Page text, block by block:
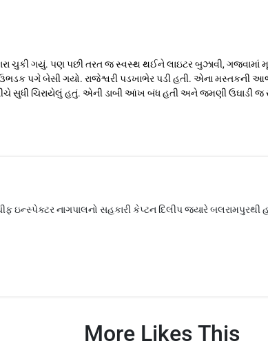
ચુકી ગયું. પણ પછી તરત જ સ્વસ્થ થઈને લાઇટર બુઝાવી, ગજવામાં
પગે બેસી ગયો. રાજેશ્વરી પડખાભેર પડી હતી. એના મસ્તકની
સુધી ચિરાયેલું હતું. એની ડાબી આંખ બંધ હતી અને જમણી ઉઘાડી જ
ઇન્સ્પેક્ટર નાગપાલનો સહકારી કેપ્ટન દિલીપ જયારે
More Likes This